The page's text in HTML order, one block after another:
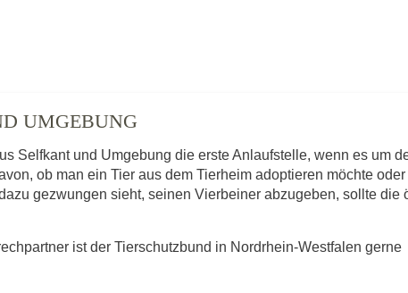
UMGEBUNG
Selfkant und Umgebung die erste Anlaufstelle, wenn es um
ob man ein Tier aus dem Tierheim adoptieren möchte oder
gezwungen sieht, seinen Vierbeiner abzugeben, sollte die
ist der Tierschutzbund in Nordrhein-Westfalen gerne